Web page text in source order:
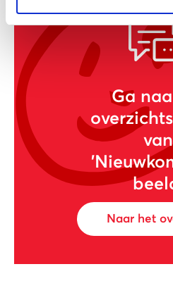
Ga
van
Naar het